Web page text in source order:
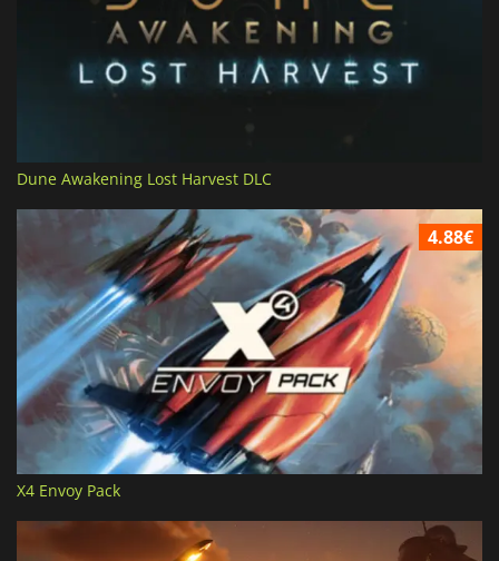
Dune Awakening Lost Harvest DLC
4.88€
X4 Envoy Pack